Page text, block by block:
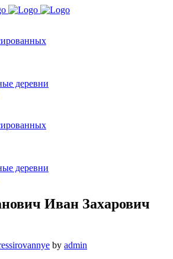
деревни
деревни
Иван Захарович
by admin